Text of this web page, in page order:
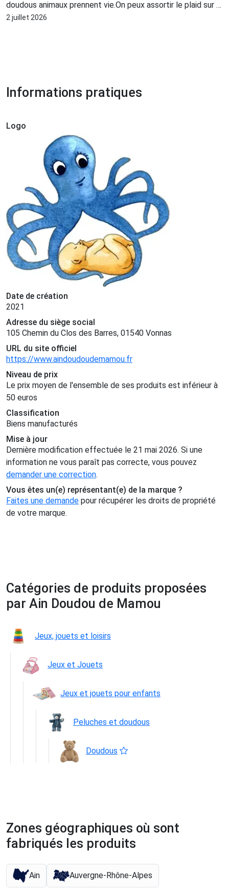
doudous animaux prennent vie.On peux assortir le plaid sur le
même thème .On trouve également de jolis coussins et des
2 juillet 2026
Informations pratiques
Logo
Date de création
2021
Adresse du siège social
105 Chemin du Clos des Barres, 01540 Vonnas
URL du site officiel
https://www.aindoudoudemamou.fr
Niveau de prix
Le prix moyen de l'ensemble de ses produits est inférieur à
50 euros
Classification
Biens manufacturés
Mise à jour
Dernière modification effectuée le 21 mai 2026. Si une
information ne vous paraît pas correcte, vous pouvez
demander une correction.
Vous êtes un(e) représentant(e) de la marque ?
Faites une demande pour récupérer les droits de propriété
de votre marque.
Catégories de produits proposées
par Ain Doudou de Mamou
Jeux, jouets et loisirs
Jeux et Jouets
Jeux et jouets pour enfants
Peluches et doudous
Doudous
Zones géographiques où sont
fabriqués les produits
Ain Auvergne-Rhône-Alpes